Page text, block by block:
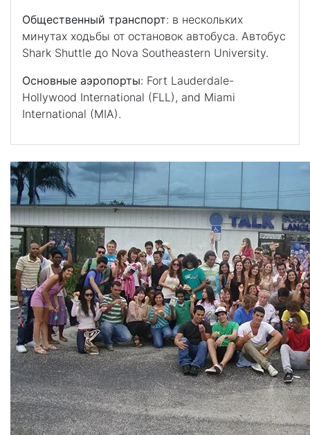
Общественный транспорт: в нескольких
минутах ходьбы от остановок автобуса. Автобус
Shark Shuttle до Nova Southeastern University.
Основные аэропорты: Fort Lauderdale-
Hollywood International (FLL), and Miami
International (MIA).